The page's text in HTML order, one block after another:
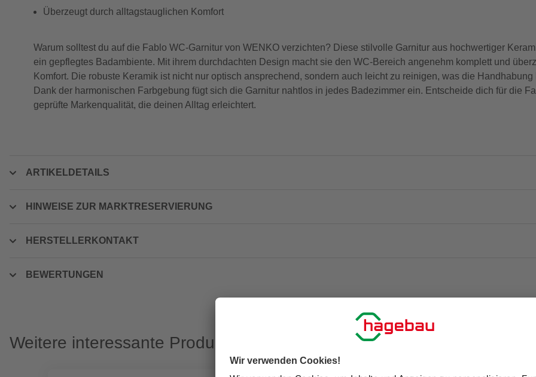
Überzeugt durch alltagstauglichen Komfort
Warum solltest du auf die Fablo WC-Garnitur von WENKO verzichten? Diese stilvolle Garnitur aus hochwertiger
ein gepflegtes Badambiente. Mit ihrem durchdachten Design macht sie den WC-Bereich angenehm komplett und
Komfort. Die robuste Keramik ist nicht nur optisch ansprechend, sondern auch leicht zu reinigen, was die
Dank der harmonischen Farbgebung fügt sich die Garnitur nahtlos in jedes Badezimmer ein. Entscheide dich für die
geprüfte Markenqualität, die deinen Alltag erleichtert.
ARTIKELDETAILS
HINWEISE ZUR MARKTRESERVIERUNG
HERSTELLERKONTAKT
BEWERTUNGEN
Weitere interessante Produkte